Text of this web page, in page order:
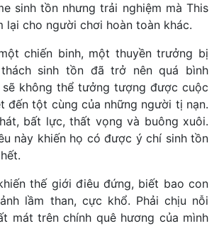
sinh tồn nhưng trải nghiệm mà This
lại cho người chơi hoàn toàn khác.
chiến binh, một thuyền trưởng bị
thách sinh tồn đã trở nên quá bình
không thể tưởng tượng được cuộc
đến tột cùng của những người tị nạn.
bất lực, thất vọng và buông xuôi.
này khiến họ có được ý chí sinh tồn
thế giới điêu đứng, biết bao con
lầm than, cực khổ. Phải chịu nỗi
mát trên chính quê hương của mình